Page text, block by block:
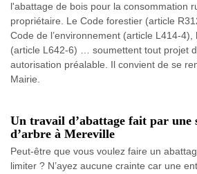
l'abattage de bois pour la consommation
propriétaire. Le Code forestier (article
Code de l’environnement (article L414-
(article L642-6) … soumettent tout projet
autorisation préalable. Il convient de se
Mairie.
Un travail d’abattage fait par une
d’arbre à Mereville
Peut-être que vous voulez faire un
limiter ? N’ayez aucune crainte car une